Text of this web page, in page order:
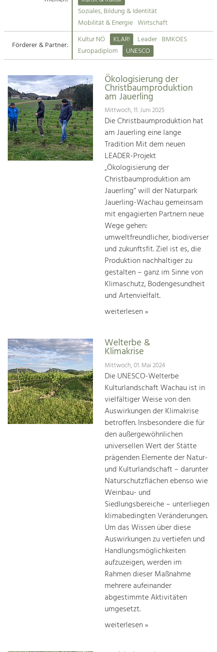
Suche
Impressum
Kontakt
Angebotsentwicklung und
Handwerk, Wissenschaft und Forschung.
Soziales, Bildung &
Identität
Gleichberechtigung, Jugend und
Integration
Mobilität & Energie
Klimawandel, öffentlicher Verkehr und
Steigerung regionaler Wertschöpfung
Soziales, Bildung & Identität
Mobilität & Energie Wirtschaft
Förderer & Partner:
Kultur NÖ KLAR! Leader BMKOES
Europadiplom
UNESCO
Ökologisierung der
Christbaumproduktion
am Jauerling
Mittwoch, 11. Juni 2025
Die Christbaumproduktion hat
am Jauerling eine lange
Tradition Mit dem neuen
LEADER-Projekt
„Ökologisierung der
Christbaumproduktion am
Jauerling“ will der Naturpark
Jauerling-Wachau gemeinsam
mit engagierten Partnern neue
Wege gehen:
umweltfreundlicher, biodiverser
und zukunftsfit. Ziel ist es, die
Produktion nachhaltiger zu
gestalten – ganz im Sinne von
Klimaschutz, Bodengesundheit
und Artenvielfalt.
weiterlesen »
Welterbe &
Klimakrise
Mittwoch, 01. Mai 2024
Die UNESCO-Welterbe
Kulturlandschaft Wachau ist in
vielfältiger Weise von den
Auswirkungen der Klimakrise
betroffen. Insbesondere die für
den außergewöhnlichen
universellen Wert der Stätte
prägenden Elemente der Natur-
und Kulturlandschaft – darunter
Naturschutzflächen ebenso wie
Weinbau- und
Siedlungsbereiche – unterliegen
klimabedingten Veränderungen.
Um das Wissen über diese
Auswirkungen zu vertiefen und
Handlungsmöglichkeiten
aufzuzeigen, werden im
Rahmen dieser Maßnahme
mehrere aufeinander
abgestimmte Aktivitäten
umgesetzt.
weiterlesen »